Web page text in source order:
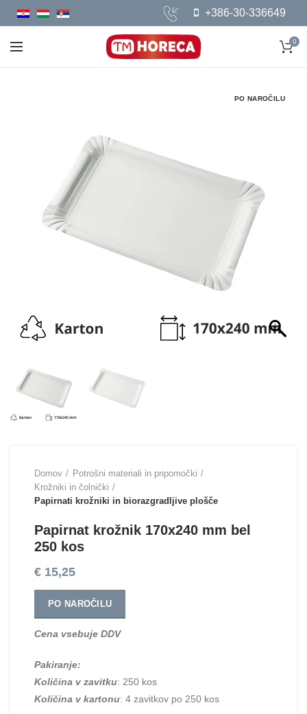
+386-30-336649
0
PO NAROČILU
Domov
Potrošni materiali in pripomočki
Krožniki in čolnički
Papirnati krožniki in biorazgradljive plošče
Papirnat krožnik 170х240 mm bel
250 kos
€ 15,25
PO NAROČILU
Cena vsebuje DDV
Pakiranje:
Količina v zavitku: 250 kos
Količina v kartonu: 4 zavitkov po 250 kos